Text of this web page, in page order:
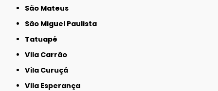
São Mateus
São Miguel Paulista
Tatuapé
Vila Carrão
Vila Curuçá
Vila Esperança